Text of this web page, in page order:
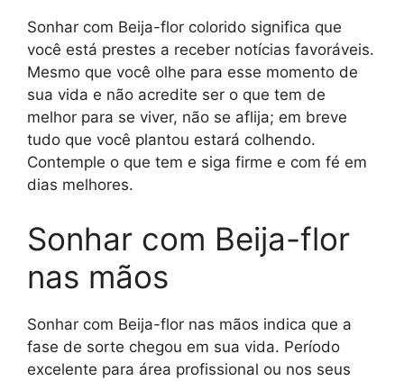
Sonhar com Beija-flor colorido significa que
você está prestes a receber notícias favoráveis.
Mesmo que você olhe para esse momento de
sua vida e não acredite ser o que tem de
melhor para se viver, não se aflija; em breve
tudo que você plantou estará colhendo.
Contemple o que tem e siga firme e com fé em
dias melhores.
Sonhar com Beija-flor
nas mãos
Sonhar com Beija-flor nas mãos indica que a
fase de sorte chegou em sua vida. Período
excelente para área profissional ou nos seus